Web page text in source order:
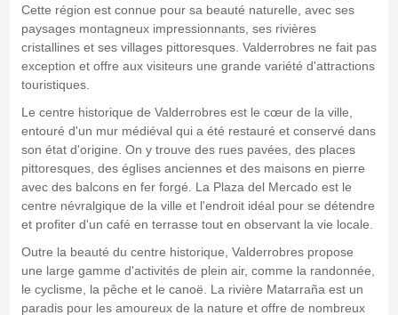
Cette région est connue pour sa beauté naturelle, avec ses
paysages montagneux impressionnants, ses rivières
cristallines et ses villages pittoresques. Valderrobres ne fait pas
exception et offre aux visiteurs une grande variété d'attractions
touristiques.
Le centre historique de Valderrobres est le cœur de la ville,
entouré d'un mur médiéval qui a été restauré et conservé dans
son état d'origine. On y trouve des rues pavées, des places
pittoresques, des églises anciennes et des maisons en pierre
avec des balcons en fer forgé. La Plaza del Mercado est le
centre névralgique de la ville et l'endroit idéal pour se détendre
et profiter d'un café en terrasse tout en observant la vie locale.
Outre la beauté du centre historique, Valderrobres propose
une large gamme d'activités de plein air, comme la randonnée,
le cyclisme, la pêche et le canoë. La rivière Matarraña est un
paradis pour les amoureux de la nature et offre de nombreux